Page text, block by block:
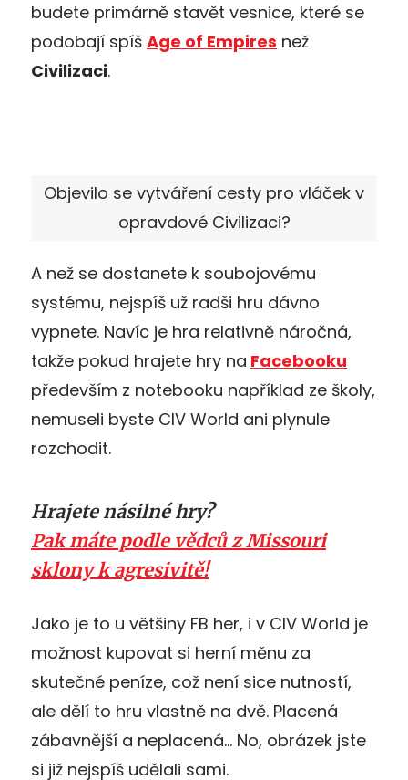
budete primárně stavět vesnice, které se
podobají spíš Age of Empires než
Civilizaci.
Objevilo se vytváření cesty pro vláček v
opravdové Civilizaci?
A než se dostanete k soubojovému
systému, nejspíš už radši hru dávno
vypnete. Navíc je hra relativně náročná,
takže pokud hrajete hry na Facebooku
především z notebooku například ze školy,
nemuseli byste CIV World ani plynule
rozchodit.
Hrajete násilné hry?
Pak máte podle vědců z Missouri
sklony k agresivitě!
Jako je to u většiny FB her, i v CIV World je
možnost kupovat si herní měnu za
skutečné peníze, což není sice nutností,
ale dělí to hru vlastně na dvě. Placená
zábavnější a neplacená… No, obrázek jste
si již nejspíš udělali sami.